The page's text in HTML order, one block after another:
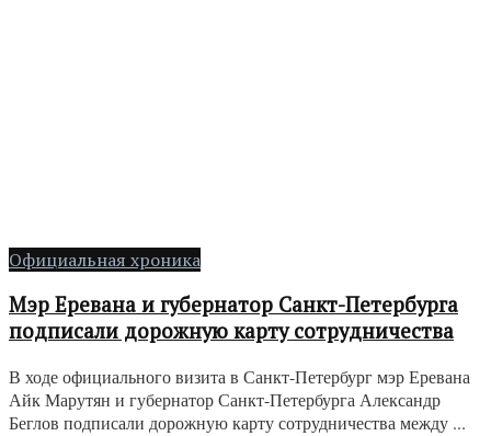
Официальная хроника
Мэр Еревана и губернатор Санкт-Петербурга
подписали дорожную карту сотрудничества
В ходе официального визита в Санкт-Петербург мэр Еревана
Айк Марутян и губернатор Санкт-Петербурга Александр
Беглов подписали дорожную карту сотрудничества между ...